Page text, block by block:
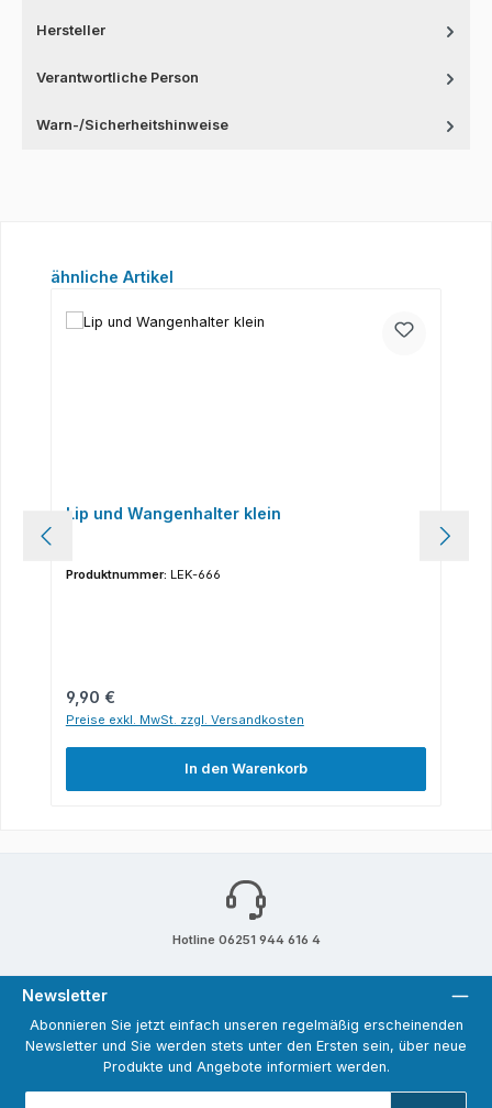
Hersteller
Verantwortliche Person
Warn-/Sicherheitshinweise
Produktgalerie überspringen
ähnliche Artikel
Lip und Wangenhalter klein
Produktnummer: LEK-666
Regulärer Preis:
9,90 €
Preise exkl. MwSt. zzgl. Versandkosten
In den Warenkorb
Hotline 06251 944 616 4
Newsletter
Abonnieren Sie jetzt einfach unseren regelmäßig erscheinenden
Newsletter und Sie werden stets unter den Ersten sein, über neue
Produkte und Angebote informiert werden.